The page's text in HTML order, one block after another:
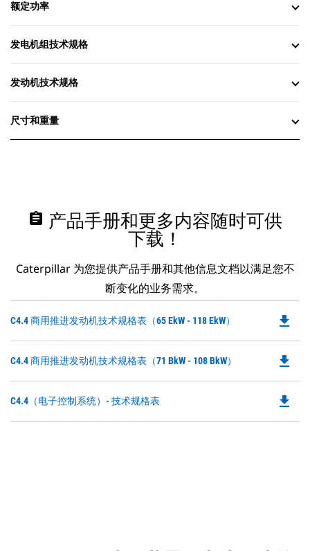
额定功率
发电机组技术规格
发动机技术规格
尺寸和重量
assignment 产品手册和更多内容随时可供
下载！
Caterpillar 为您提供产品手册和其他信息文档以满足您不
断变化的业务需求。
C4.4 商用推进发动机技术规格表（65 EkW - 118 EkW）
a
file_download
C4.4 商用推进发动机技术规格表（71 BkW - 108 BkW）
a
file_download
C4.4（电子控制系统）- 技术规格表 file_download